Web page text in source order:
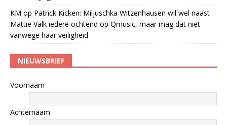
KM op Patrick Kicken: Miljuschka Witzenhausen wil wel naast
Mattie Valk iedere ochtend op Qmusic, maar mag dat niet
vanwege haar veiligheid
NIEUWSBRIEF
Voornaam
Achternaam